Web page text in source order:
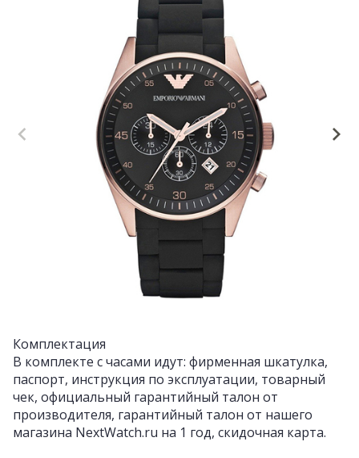
Комплектация
В комплекте с часами идут: фирменная шкатулка,
паспорт, инструкция по эксплуатации, товарный
чек, официальный гарантийный талон от
производителя, гарантийный талон от нашего
магазина NextWatch.ru на 1 год, скидочная карта.